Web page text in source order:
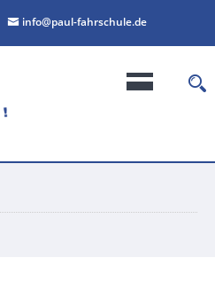
info@paul-fahrschule.de